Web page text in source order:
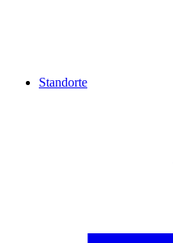
Standorte